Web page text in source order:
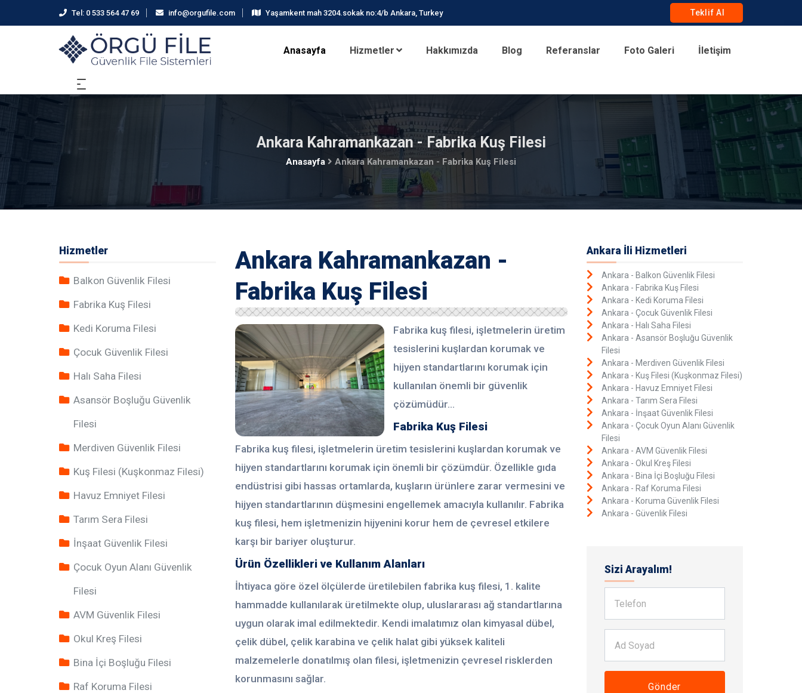
Tel: 0 533 564 47 69 info@orgufile.com Yaşamkent mah 3204.sokak no:4/b Ankara, Turkey Teklif Al
Anasayfa Hizmetler Hakkımızda Blog Referanslar Foto Galeri İletişim
Ankara Kahramankazan - Fabrika Kuş Filesi
Anasayfa Ankara Kahramankazan - Fabrika Kuş Filesi
Ankara Kahramankazan -
Fabrika Kuş Filesi
Fabrika kuş filesi, işletmelerin üretim
tesislerini kuşlardan korumak ve
hijyen standartlarını korumak için
kullanılan önemli bir güvenlik
çözümüdür...
Fabrika Kuş Filesi
Fabrika kuş filesi, işletmelerin üretim tesislerini kuşlardan korumak ve
hijyen standartlarını korumak için önemli bir çözümdür. Özellikle gıda
endüstrisi gibi hassas ortamlarda, kuşların ürünlere zarar vermesini ve
hijyen standartlarının düşmesini engellemek amacıyla kullanılır. Fabrika
kuş filesi, hem işletmenizin hijyenini korur hem de çevresel etkilere
karşı bir bariyer oluşturur.
Ürün Özellikleri ve Kullanım Alanları
İhtiyaca göre özel ölçülerde üretilebilen fabrika kuş filesi, 1. kalite
hammadde kullanılarak üretilmekte olup, uluslararası ağ standartlarına
uygun olarak imal edilmektedir. Kendi imalatımız olan kimyasal dübel,
çelik dübel, çelik karabina ve çelik halat gibi yüksek kaliteli
malzemelerle donatılmış olan filesi, işletmenizin çevresel risklerden
korunmasını sağlar.
Hizmetler
Balkon Güvenlik Filesi
Fabrika Kuş Filesi
Kedi Koruma Filesi
Çocuk Güvenlik Filesi
Halı Saha Filesi
Asansör Boşluğu Güvenlik
Filesi
Merdiven Güvenlik Filesi
Kuş Filesi (Kuşkonmaz Filesi)
Havuz Emniyet Filesi
Tarım Sera Filesi
İnşaat Güvenlik Filesi
Çocuk Oyun Alanı Güvenlik
Filesi
AVM Güvenlik Filesi
Okul Kreş Filesi
Bina İçi Boşluğu Filesi
Raf Koruma Filesi
Ankara İli Hizmetleri
Ankara - Balkon Güvenlik Filesi
Ankara - Fabrika Kuş Filesi
Ankara - Kedi Koruma Filesi
Ankara - Çocuk Güvenlik Filesi
Ankara - Halı Saha Filesi
Ankara - Asansör Boşluğu Güvenlik
Filesi
Ankara - Merdiven Güvenlik Filesi
Ankara - Kuş Filesi (Kuşkonmaz Filesi)
Ankara - Havuz Emniyet Filesi
Ankara - Tarım Sera Filesi
Ankara - İnşaat Güvenlik Filesi
Ankara - Çocuk Oyun Alanı Güvenlik
Filesi
Ankara - AVM Güvenlik Filesi
Ankara - Okul Kreş Filesi
Ankara - Bina İçi Boşluğu Filesi
Ankara - Raf Koruma Filesi
Ankara - Koruma Güvenlik Filesi
Ankara - Güvenlik Filesi
Sizi Arayalım!
Gönder